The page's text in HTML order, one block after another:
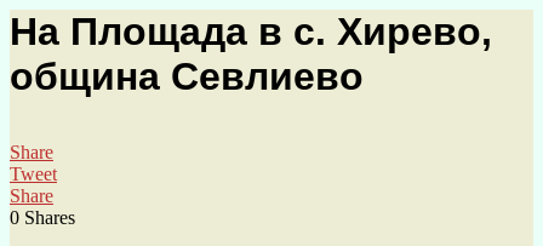
На Площада в с. Хирево,
община Севлиево
Share
Tweet
Share
0 Shares